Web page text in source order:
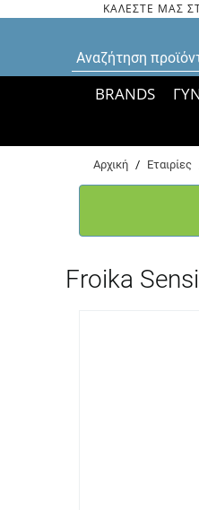
ΚΑΛΕΣΤΕ ΜΑΣ
BRANDS
Αρχική / Εταιρίες
Froika